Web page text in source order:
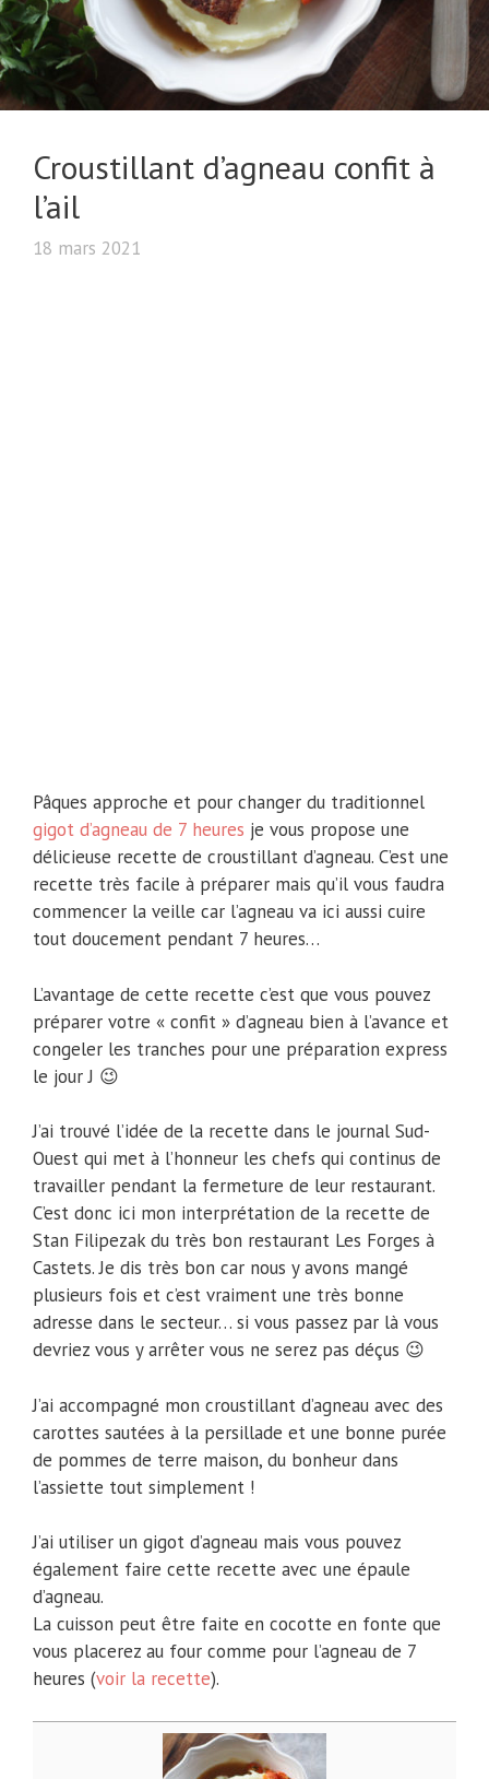
Croustillant d’agneau confit à
l’ail
18 mars 2021
Pâques approche et pour changer du traditionnel
gigot d’agneau de 7 heures je vous propose une
délicieuse recette de croustillant d’agneau. C’est une
recette très facile à préparer mais qu’il vous faudra
commencer la veille car l’agneau va ici aussi cuire
tout doucement pendant 7 heures…
L’avantage de cette recette c’est que vous pouvez
préparer votre « confit » d’agneau bien à l’avance et
congeler les tranches pour une préparation express
le jour J 😉
J’ai trouvé l’idée de la recette dans le journal Sud-
Ouest qui met à l’honneur les chefs qui continus de
travailler pendant la fermeture de leur restaurant.
C’est donc ici mon interprétation de la recette de
Stan Filipezak du très bon restaurant Les Forges à
Castets. Je dis très bon car nous y avons mangé
plusieurs fois et c’est vraiment une très bonne
adresse dans le secteur… si vous passez par là vous
devriez vous y arrêter vous ne serez pas déçus 😉
J’ai accompagné mon croustillant d’agneau avec des
carottes sautées à la persillade et une bonne purée
de pommes de terre maison, du bonheur dans
l’assiette tout simplement !
J’ai utiliser un gigot d’agneau mais vous pouvez
également faire cette recette avec une épaule
d’agneau.
La cuisson peut être faite en cocotte en fonte que
vous placerez au four comme pour l’agneau de 7
heures (voir la recette).